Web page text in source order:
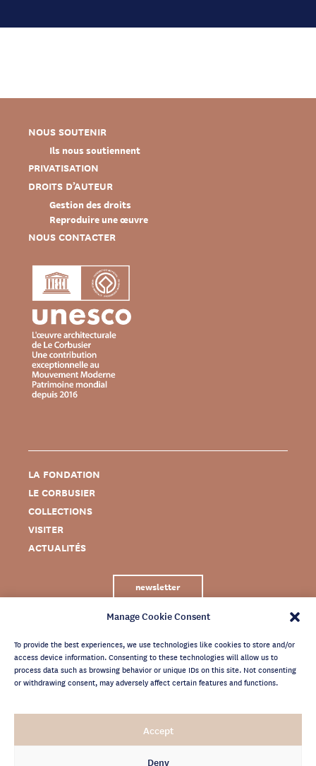
Manage Cookie Consent
To provide the best experiences, we use technologies like cookies to store and/or
access device information. Consenting to these technologies will allow us to
process data such as browsing behavior or unique IDs on this site. Not consenting
or withdrawing consent, may adversely affect certain features and functions.
Accept
Deny
NOUS SOUTENIR
Ils nous soutiennent
PRIVATISATION
DROITS D’AUTEUR
Gestion des droits
Reproduire une œuvre
NOUS CONTACTER
LA FONDATION
LE CORBUSIER
COLLECTIONS
VISITER
ACTUALITÉS
newsletter
MENTIONS LÉGALES
CRÉDITS
POLITIQUE DE CONFIDENTIALITÉ
ARCHIVES NEWSLETTER